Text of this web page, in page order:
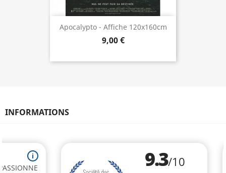
Apocalypto - Affiche 120x160cm
9,00 €
INFORMATIONS